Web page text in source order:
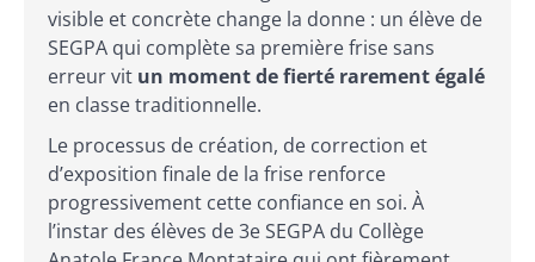
visible et concrète change la donne : un élève de
SEGPA qui complète sa première frise sans
erreur vit un moment de fierté rarement égalé
en classe traditionnelle.
Le processus de création, de correction et
d’exposition finale de la frise renforce
progressivement cette confiance en soi. À
l’instar des élèves de 3e SEGPA du Collège